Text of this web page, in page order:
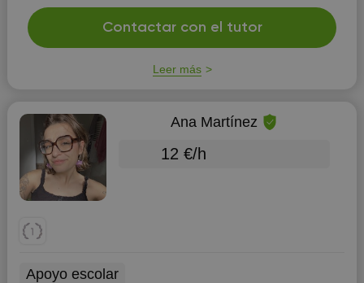
Contactar con el tutor
Leer más
Ana Martínez
12 €/h
Apoyo escolar